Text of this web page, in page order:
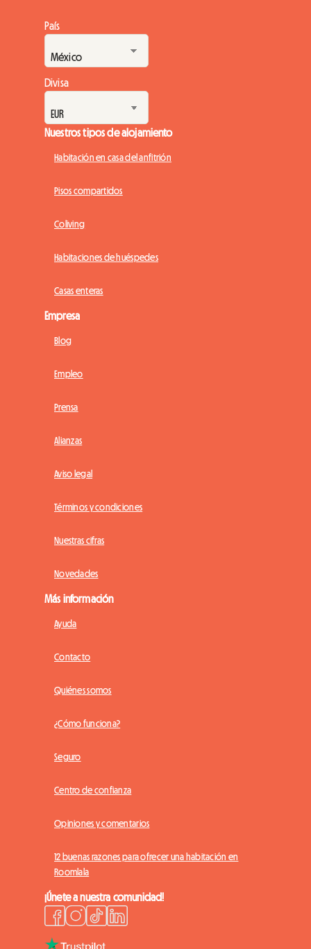
País
Divisa
Nuestros tipos de alojamiento
Habitación en casa del anfitrión
Pisos compartidos
Coliving
Habitaciones de huéspedes
Casas enteras
Empresa
Blog
Empleo
Prensa
Alianzas
Aviso legal
Términos y condiciones
Nuestras cifras
Novedades
Más información
Ayuda
Contacto
Quiénes somos
¿Cómo funciona?
Seguro
Centro de confianza
Opiniones y comentarios
12 buenas razones para ofrecer una habitación en
Roomlala
¡Únete a nuestra comunidad!